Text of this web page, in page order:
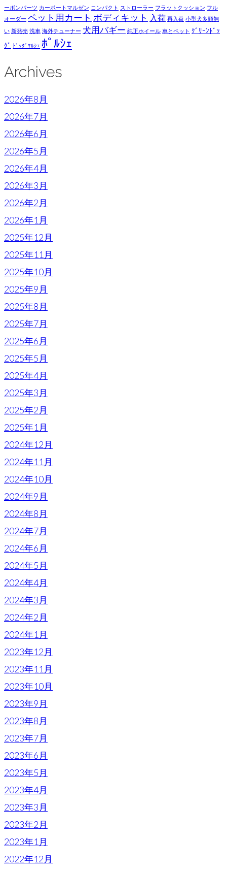
ーボンパーツ カーポートマルゼン コンパクト ストローラー フラットクッション フル
オーダー ペット用カート ボディキット 入荷 再入荷 小型犬多頭飼
い 新発売 洗車 海外チューナー 犬用バギー 純正ホイール 車とペット ｸﾞﾘｰﾝﾄﾞｯ
ｸﾞ
ﾄﾞｯｸﾞﾏﾙｼｪ ﾎﾟﾙｼｪ
Archives
2026年8月
2026年7月
2026年6月
2026年5月
2026年4月
2026年3月
2026年2月
2026年1月
2025年12月
2025年11月
2025年10月
2025年9月
2025年8月
2025年7月
2025年6月
2025年5月
2025年4月
2025年3月
2025年2月
2025年1月
2024年12月
2024年11月
2024年10月
2024年9月
2024年8月
2024年7月
2024年6月
2024年5月
2024年4月
2024年3月
2024年2月
2024年1月
2023年12月
2023年11月
2023年10月
2023年9月
2023年8月
2023年7月
2023年6月
2023年5月
2023年4月
2023年3月
2023年2月
2023年1月
2022年12月